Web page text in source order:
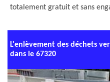
totalement gratuit et sans
L'enlèvement des déchets
dans le 67320